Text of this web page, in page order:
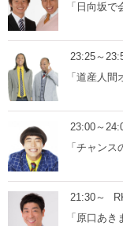
「日向坂で
23:25～
「道産人間
23:00～
「チャンス
21:30～
「原口あき